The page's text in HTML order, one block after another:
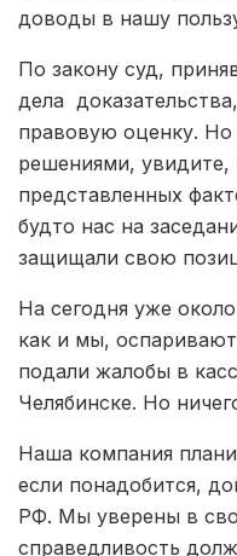
доводы в нашу
По закону суд,
дела
правовую оценку. Но
решениями, увидите,
представленных
будто нас на
защищали свою
На сегодня уже
как и мы,
подали жалобы в
Челябинске. Но
Наша компания
если понадобится,
РФ. Мы уверены в
справедливость